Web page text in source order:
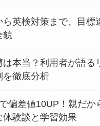
ら英検対策まで、目標
貌
は本当？利用者が語る
を徹底分析
偏差値10UP！親だか
体験談と学習効果